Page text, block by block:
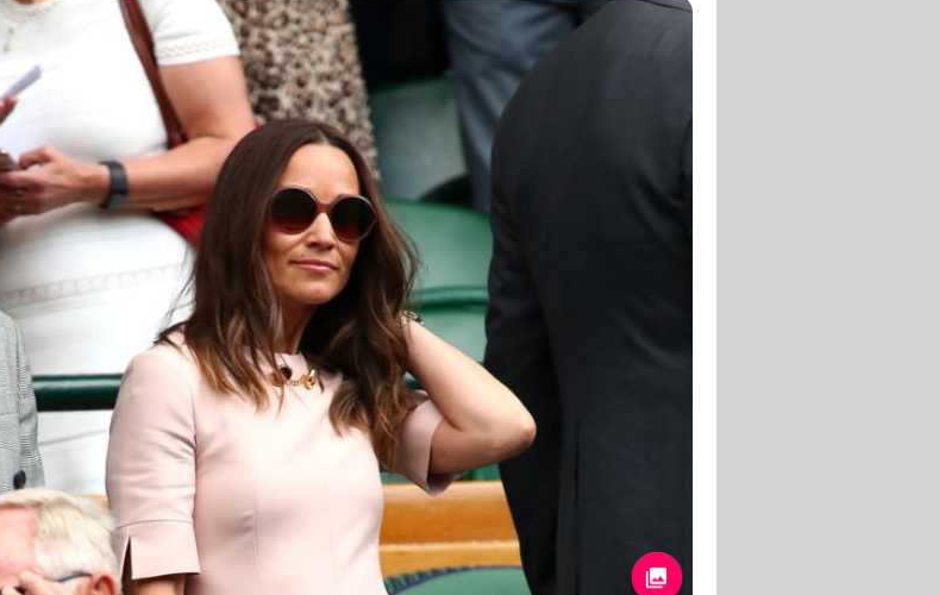
Stars
Filme & Serien
Lifestyle
Familie & Liebe
Promiflash Exklusiv
Alle Themen auf Promiflash
Jobs
App runterladen
Team
Redaktionelle Richtlinien
Impressum